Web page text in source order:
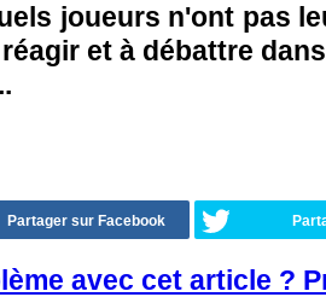
joueurs n'ont pas
et à débattre
Partager sur Facebook
avec cet article ?